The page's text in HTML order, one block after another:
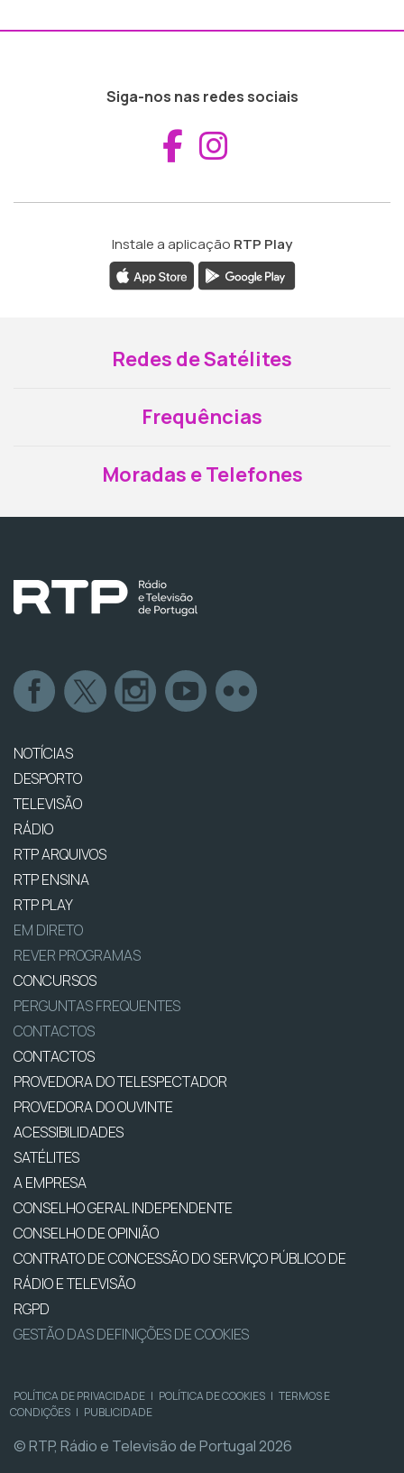
Siga-nos nas redes sociais
Aceder ao
Instale a aplicação RTP Play
Redes de Satélites
Frequências
Moradas e Telefones
NOTÍCIAS
DESPORTO
TELEVISÃO
RÁDIO
RTP ARQUIVOS
RTP ENSINA
RTP PLAY
EM DIRETO
REVER PROGRAMAS
CONCURSOS
PERGUNTAS FREQUENTES
CONTACTOS
CONTACTOS
PROVEDORA DO TELESPECTADOR
PROVEDORA DO OUVINTE
ACESSIBILIDADES
SATÉLITES
A EMPRESA
CONSELHO GERAL INDEPENDENTE
CONSELHO DE OPINIÃO
CONTRATO DE CONCESSÃO DO SERVIÇO PÚBLICO DE
RÁDIO E TELEVISÃO
RGPD
GESTÃO DAS DEFINIÇÕES DE COOKIES
POLÍTICA DE PRIVACIDADE | POLÍTICA DE COOKIES | TERMOS E
CONDIÇÕES | PUBLICIDADE
© RTP, Rádio e Televisão de Portugal 2026